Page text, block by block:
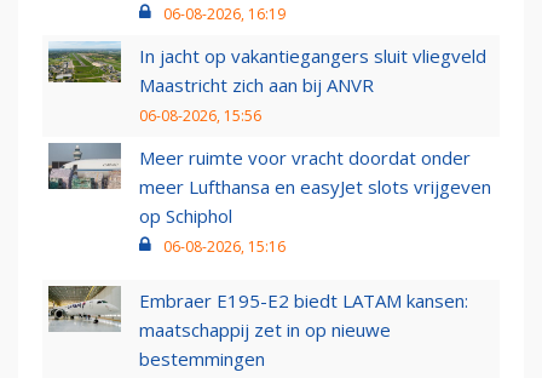
06-08-2026, 16:19
In jacht op vakantiegangers sluit vliegveld
Maastricht zich aan bij ANVR
06-08-2026, 15:56
Meer ruimte voor vracht doordat onder
meer Lufthansa en easyJet slots vrijgeven
op Schiphol
06-08-2026, 15:16
Embraer E195-E2 biedt LATAM kansen:
maatschappij zet in op nieuwe
bestemmingen